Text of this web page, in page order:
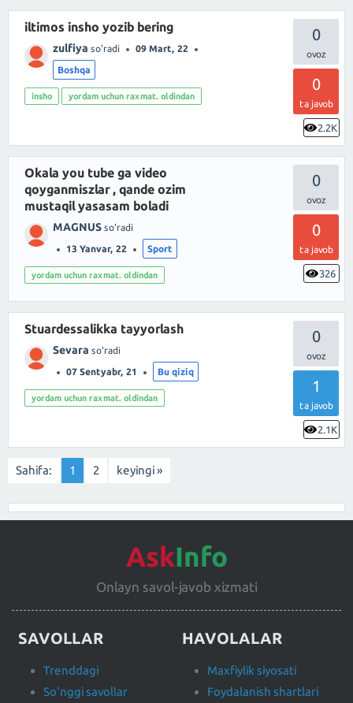
0
0
ta javob
2.2K
iltimos insho yozib bering
zulfiya so'radi 09 Mart, 22
Boshqa
insho yordam uchun raxmat. oldindan
0
0
ta javob
326
Okala you tube ga video
qoyganmiszlar , qande ozim
mustaqil yasasam boladi
MAGNUS so'radi
13 Yanvar, 22 Sport
yordam uchun raxmat. oldindan
0
1
ta javob
2.1K
Stuardessalikka tayyorlash
Sevara so'radi
07 Sentyabr, 21 Bu qiziq
yordam uchun raxmat. oldindan
Sahifa: 1 2 keyingi »
AskInfo
Onlayn savol-javob xizmati
SAVOLLAR
Trenddagi
So'nggi savollar
HAVOLALAR
Maxfiylik siyosati
Foydalanish shartlari